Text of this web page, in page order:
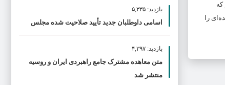
که
را
بازدید: ۵,۳۳۵
اسامی داوطلبان جدید تأیید صلاحیت شده مجلس
بازدید: ۴,۳۹۷
متن معاهده مشترک جامع راهبردی ایران و روسیه
منتشر شد